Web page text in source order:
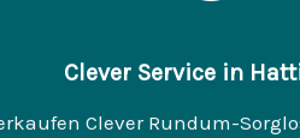
Clever Service in
Clever Rundum-